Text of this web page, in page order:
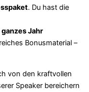
. Du hast die
Jahr
Bonusmaterial –
von den kraftvollen
Speaker bereichern